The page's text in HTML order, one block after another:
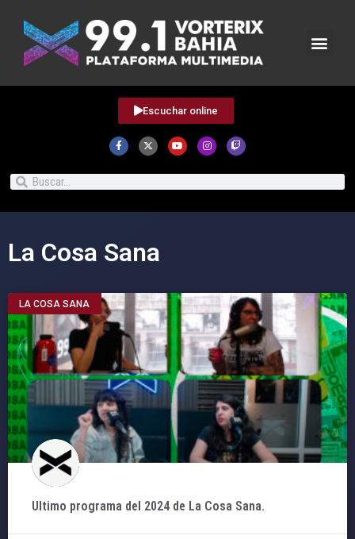
Escuchar online
La Cosa Sana
LA COSA SANA
Ultimo programa del 2024 de La Cosa Sana.